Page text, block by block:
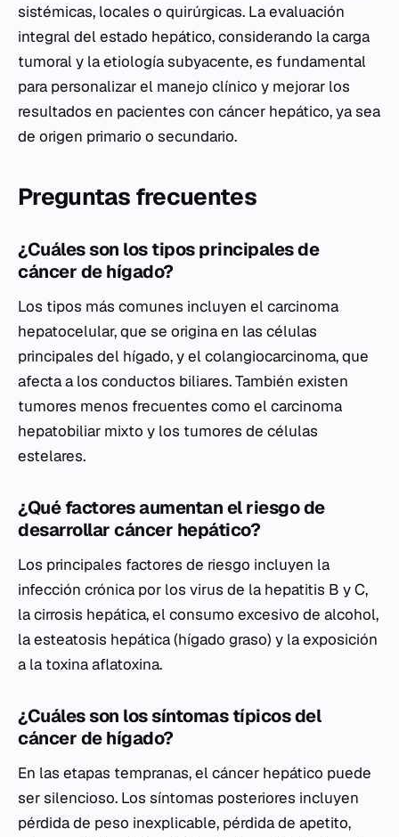
sistémicas, locales o quirúrgicas. La evaluación
integral del estado hepático, considerando la carga
tumoral y la etiología subyacente, es fundamental
para personalizar el manejo clínico y mejorar los
resultados en pacientes con cáncer hepático, ya sea
de origen primario o secundario.
Preguntas frecuentes
¿Cuáles son los tipos principales de
cáncer de hígado?
Los tipos más comunes incluyen el carcinoma
hepatocelular, que se origina en las células
principales del hígado, y el colangiocarcinoma, que
afecta a los conductos biliares. También existen
tumores menos frecuentes como el carcinoma
hepatobiliar mixto y los tumores de células
estelares.
¿Qué factores aumentan el riesgo de
desarrollar cáncer hepático?
Los principales factores de riesgo incluyen la
infección crónica por los virus de la hepatitis B y C,
la cirrosis hepática, el consumo excesivo de alcohol,
la esteatosis hepática (hígado graso) y la exposición
a la toxina aflatoxina.
¿Cuáles son los síntomas típicos del
cáncer de hígado?
En las etapas tempranas, el cáncer hepático puede
ser silencioso. Los síntomas posteriores incluyen
pérdida de peso inexplicable, pérdida de apetito,